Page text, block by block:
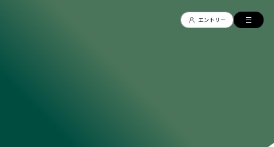
エントリー